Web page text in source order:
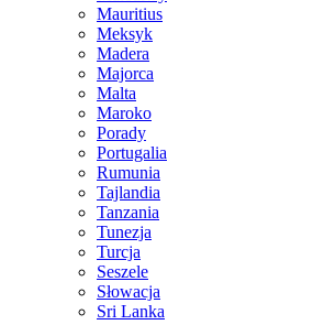
Mauritius
Meksyk
Madera
Majorca
Malta
Maroko
Porady
Portugalia
Rumunia
Tajlandia
Tanzania
Tunezja
Turcja
Seszele
Słowacja
Sri Lanka